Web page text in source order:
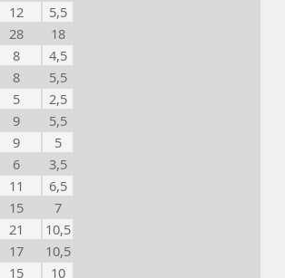
12
5,5
28
18
8
4,5
8
5,5
5
2,5
9
5,5
9
5
6
3,5
11
6,5
15
7
21
10,5
17
10,5
15
10